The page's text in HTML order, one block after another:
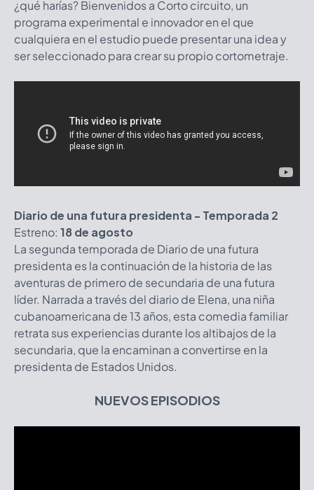
¿qué harías? Bienvenidos a Corto circuito, un
programa experimental e innovador en el que
cualquiera en el estudio puede presentar una idea y
ser seleccionado para crear su propio cortometraje.
Diario de una futura presidenta - Temporada 2
Estreno: 18 de agosto
La segunda temporada de Diario de una futura
presidenta es la continuación de la historia de las
aventuras de primero de secundaria de una futura
líder. Narrada a través del diario de Elena, una niña
cubanoamericana de 13 años, esta comedia familiar
retrata sus experiencias durante los altibajos de la
secundaria, que la encaminan a convertirse en la
presidenta de Estados Unidos.
NUEVOS EPISODIOS